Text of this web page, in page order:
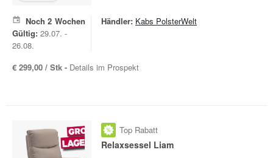
Noch 2 Wochen
Gültig: 29.07. -
26.08.
Händler: Kabs PolsterWelt
€ 299,00 / Stk - Details im Prospekt
Top Rabatt
Relaxsessel Liam